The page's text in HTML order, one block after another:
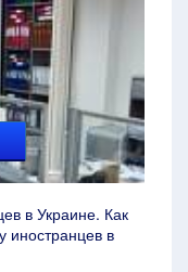
в Украине. Как
иностранцев в